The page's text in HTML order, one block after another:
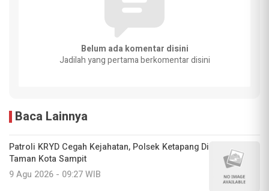
Belum ada komentar disini
Jadilah yang pertama berkomentar disini
Baca Lainnya
‎Patroli KRYD Cegah Kejahatan, Polsek Ketapang Di
Taman Kota Sampit
9 Agu 2026 - 09:27 WIB